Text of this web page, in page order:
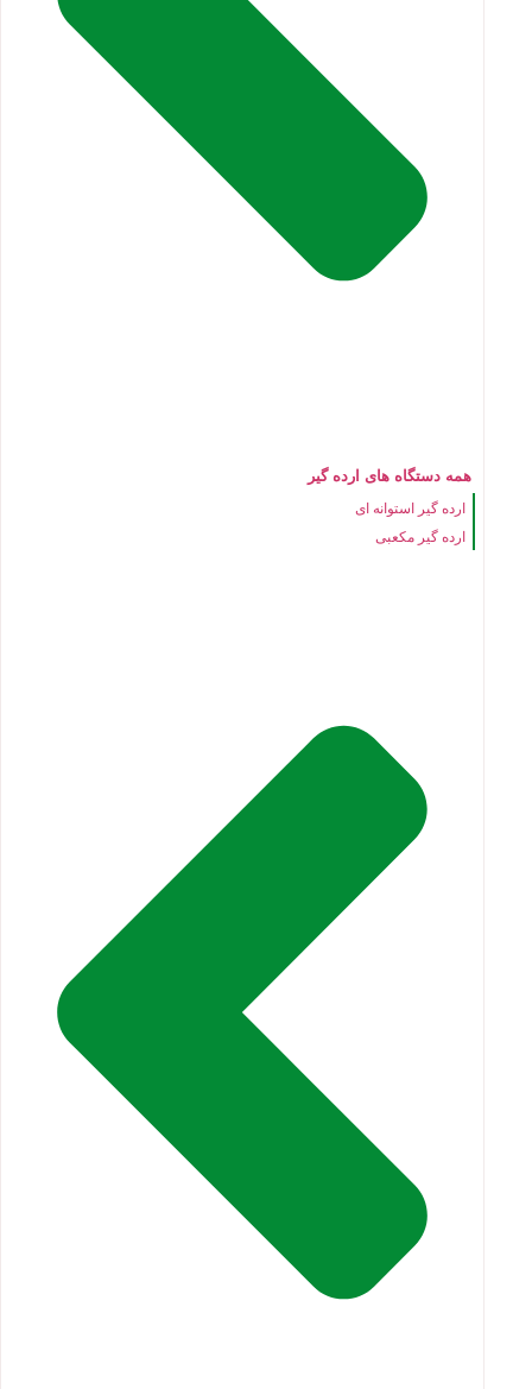
همه دستگاه های ارده گیر
ارده گیر استوانه ای
ارده گیر مکعبی